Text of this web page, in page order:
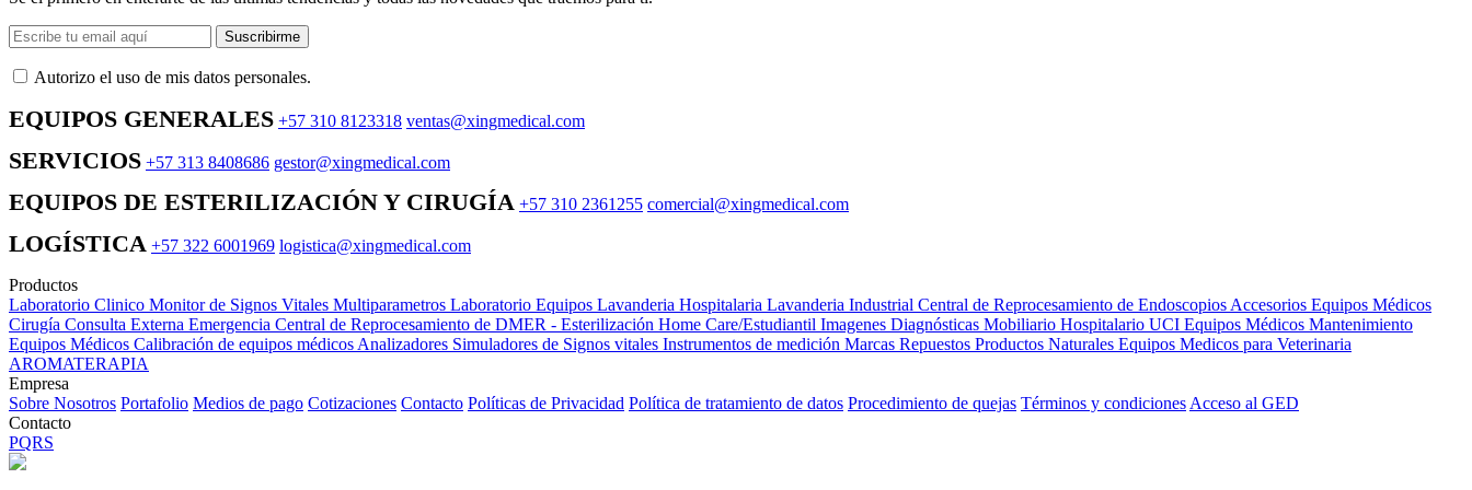
Suscribirme
Autorizo ​​el uso de mis datos personales.
EQUIPOS GENERALES +57 310 8123318 ventas@xingmedical.com
SERVICIOS +57 313 8408686 gestor@xingmedical.com
EQUIPOS DE ESTERILIZACIÓN Y CIRUGÍA +57 310 2361255 comercial@xingmedical.com
LOGÍSTICA +57 322 6001969 logistica@xingmedical.com
Productos
Laboratorio Clinico Monitor de Signos Vitales Multiparametros Laboratorio Equipos Lavanderia Hospitalaria Lavanderia Industrial Central de Reprocesamiento de Endoscopios Accesorios Equipos Médicos
Cirugía Consulta Externa Emergencia Central de Reprocesamiento de DMER - Esterilización Home Care/Estudiantil Imagenes Diagnósticas Mobiliario Hospitalario UCI Equipos Médicos Mantenimiento
Equipos Médicos Calibración de equipos médicos Analizadores Simuladores de Signos vitales Instrumentos de medición Marcas Repuestos Productos Naturales Equipos Medicos para Veterinaria
AROMATERAPIA
Empresa
Sobre Nosotros Portafolio Medios de pago Cotizaciones Contacto Políticas de Privacidad Política de tratamiento de datos Procedimiento de quejas Términos y condiciones Acceso al GED
Contacto
PQRS